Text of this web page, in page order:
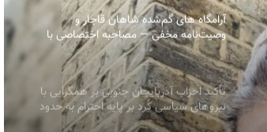
آرامگاه های گم‌شده شاهان قاجار و
وصیت‌نامه مخفی — مصاحبه اختصاصی با
پرنسس مریم فاروقی قاجار
تأکید احزاب آذربایجان جنوبی بر همگرایی با
نیروهای سیاسی کُرد بر پایه احترام به حدود
تاریخی